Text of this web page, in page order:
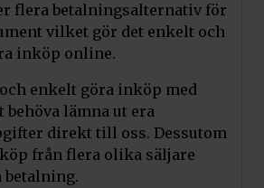
flera betalningsalternativ för
vilket gör det enkelt och
inköp online.
enkelt göra inköp med
behöva lämna ut era
direkt till oss. Dessutom
från flera olika säljare
betalning.